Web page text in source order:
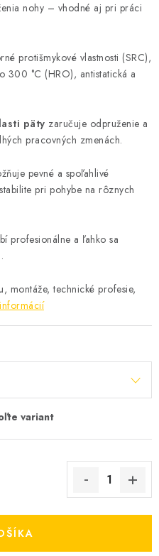
nohy – vhodné aj pri práci
protišmykové vlastnosti (SRC),
°C (HRO), antistatická a
päty zaručuje odpruženie a
pracovných zmenách.
pevné a spoľahlivé
pri pohybe na rôznych
profesionálne a ľahko sa
montáže, technické profesie,